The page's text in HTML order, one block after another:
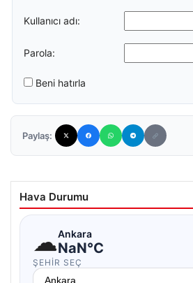
Kullanıcı adı:
Parola:
Beni hatırla
Paylaş:
Hava Durumu
☁Ankara
NaN°C
ŞEHIR SEÇ